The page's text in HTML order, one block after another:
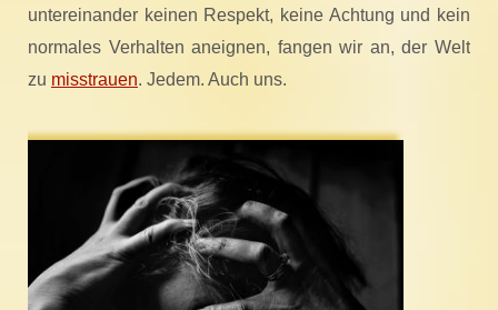
untereinander keinen Respekt, keine Achtung und kein
normales Verhalten aneignen, fangen wir an, der Welt
zu misstrauen. Jedem. Auch uns.